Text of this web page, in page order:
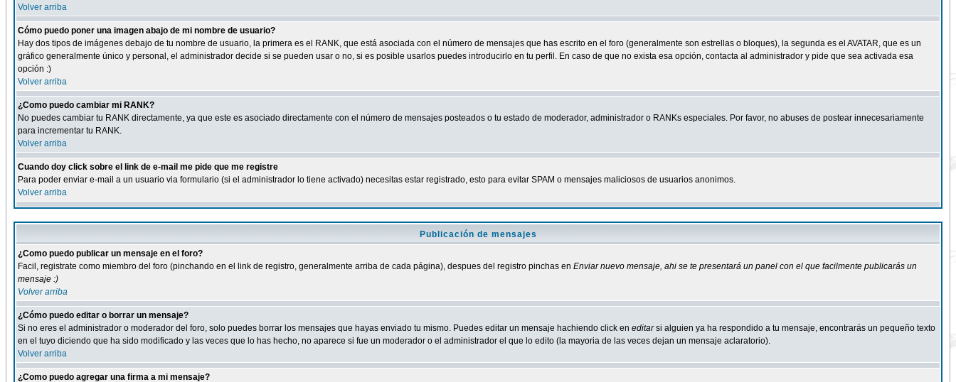
Volver arriba
Cómo puedo poner una imagen abajo de mi nombre de usuario?
Hay dos tipos de imágenes debajo de tu nombre de usuario, la primera es el RANK, que está asociada con el número de mensajes que has escrito en el foro (generalmente son estrellas o bloques), la segunda es el AVATAR, que es un
gráfico generalmente único y personal, el administrador decide si se pueden usar o no, si es posible usarlos puedes introducirlo en tu perfil. En caso de que no exista esa opción, contacta al administrador y pide que sea activada esa
opción :)
Volver arriba
¿Como puedo cambiar mi RANK?
No puedes cambiar tu RANK directamente, ya que este es asociado directamente con el número de mensajes posteados o tu estado de moderador, administrador o RANKs especiales. Por favor, no abuses de postear innecesariamente
para incrementar tu RANK.
Volver arriba
Cuando doy click sobre el link de e-mail me pide que me registre
Para poder enviar e-mail a un usuario via formulario (si el administrador lo tiene activado) necesitas estar registrado, esto para evitar SPAM o mensajes maliciosos de usuarios anonimos.
Volver arriba
Publicación de mensajes
¿Como puedo publicar un mensaje en el foro?
Facil, registrate como miembro del foro (pinchando en el link de registro, generalmente arriba de cada página), despues del registro pinchas en Enviar nuevo mensaje, ahi se te presentará un panel con el que facilmente publicarás un
mensaje :)
Volver arriba
¿Cómo puedo editar o borrar un mensaje?
Si no eres el administrador o moderador del foro, solo puedes borrar los mensajes que hayas enviado tu mismo. Puedes editar un mensaje hachiendo click en editarsi alguien ya ha respondido a tu mensaje, encontrarás un pequeño texto
en el tuyo diciendo que ha sido modificado y las veces que lo has hecho, no aparece si fue un moderador o el administrador el que lo edito (la mayoria de las veces dejan un mensaje aclaratorio).
Volver arriba
¿Como puedo agregar una firma a mi mensaje?